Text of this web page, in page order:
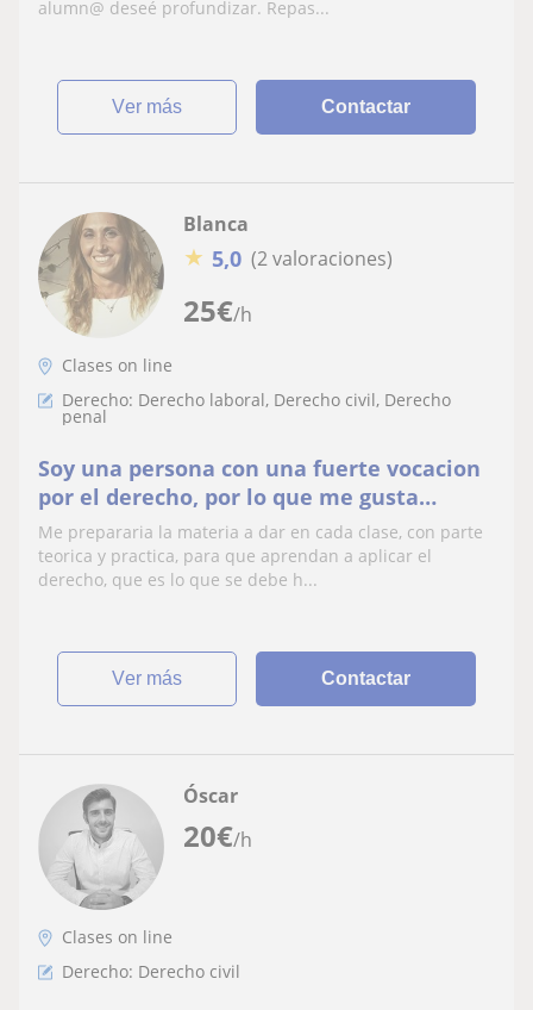
alumn@ deseé profundizar. Repas...
ver más Contactar
25€/h
Blanca
★ 5,0 (2 valoraciones)
Clases on line
Derecho: Derecho laboral, Derecho civil, Derecho
penal
Soy una persona con una fuerte vocacion
por el derecho, por lo que me gusta
mucho ayudar a otros colegas con la
materia. Las clases las prepararia y
adaptaria segun cada alumno
Me prepararia la materia a dar en cada clase, con parte
teorica y practica, para que aprendan a aplicar el
derecho, que es lo que se debe h...
ver más Contactar
20€/h
Óscar
Clases on line
Derecho: Derecho civil